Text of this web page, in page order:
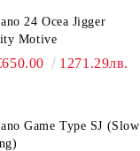
24 Ocea Jigger
Motive
1271.29лв.
Game Type SJ (Slow